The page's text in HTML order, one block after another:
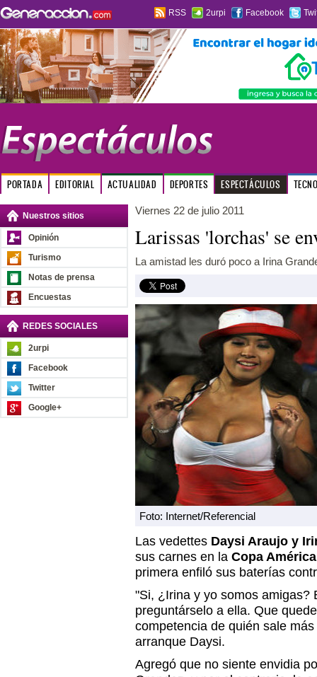
RSS 2urpi Facebook
PORTADA EDITORIAL ACTUALIDAD DEPORTES ESPECTÁCULOS
Nuestros sitios
Opinión
Turismo
Notas de prensa
Encuestas
REDES SOCIALES
2urpi
Facebook
Twitter
Google+
Viernes 22 de julio 2011
Larissas 'lorchas' se
La amistad les duró poco a Irina
Foto: Internet/Referencial
Las vedettes Daysi Araujo y
sus carnes en la Copa América
primera enfiló sus baterías
"Si, ¿Irina y yo somos amigas?
preguntárselo a ella. Que
competencia de quién sale
arranque Daysi.
Agregó que no siente envidia